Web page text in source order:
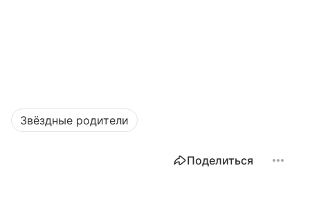
Звёздные родители
Поделиться